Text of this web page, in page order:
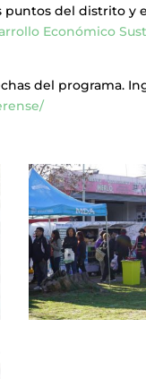
puntos del distrito
Económico
del programa.